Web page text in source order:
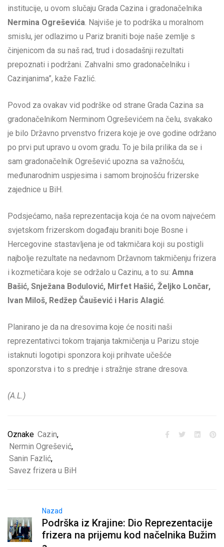
institucije, u ovom slučaju Grada Cazina i gradonačelnika
Nermina Ogreševića. Najviše je to podrška u moralnom
smislu, jer odlazimo u Pariz braniti boje naše zemlje s
činjenicom da su naš rad, trud i dosadašnji rezultati
prepoznati i podržani. Zahvalni smo gradonačelniku i
Cazinjanima”, kaže Fazlić.
Povod za ovakav vid podrške od strane Grada Cazina sa
gradonačelnikom Nerminom Ogreševićem na čelu, svakako
je bilo Državno prvenstvo frizera koje je ove godine održano
po prvi put upravo u ovom gradu. To je bila prilika da se i
sam gradonačelnik Ogrešević upozna sa važnošću,
međunarodnim uspjesima i samom brojnošću frizerske
zajednice u BiH.
Podsjećamo, naša reprezentacija koja će na ovom najvećem
svjetskom frizerskom događaju braniti boje Bosne i
Hercegovine stastavljena je od takmičara koji su postigli
najbolje rezultate na nedavnom Državnom takmičenju frizera
i kozmetičara koje se održalo u Cazinu, a to su: Amna
Bašić, Snježana Bodulović, Mirfet Hašić, Željko Lončar,
Ivan Miloš, Redžep Čaušević i Haris Alagić.
Planirano je da na dresovima koje će nositi naši
reprezentativci tokom trajanja takmičenja u Parizu stoje
istaknuti logotipi sponzora koji prihvate učešće
sponzorstva i to s prednje i stražnje strane dresova.
(A.L.)
Oznake Cazin,
Nermin Ogrešević,
Sanin Fazlić,
Savez frizera u BiH
Nazad
Podrška iz Krajine: Dio Reprezentacije
frizera na prijemu kod načelnika Bužim